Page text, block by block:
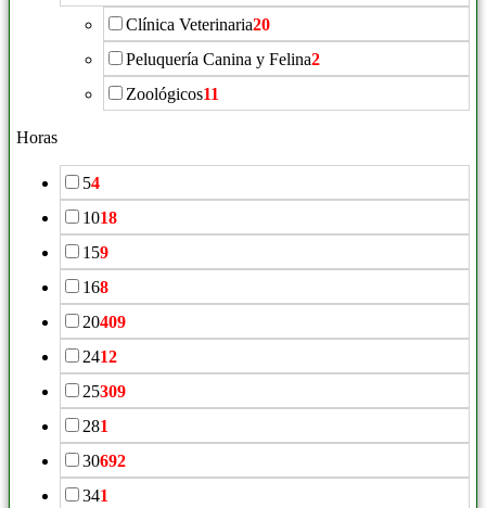
Clínica Veterinaria20
Peluquería Canina y Felina2
Zoológicos11
Horas
54
1018
159
168
20409
2412
25309
281
30692
341